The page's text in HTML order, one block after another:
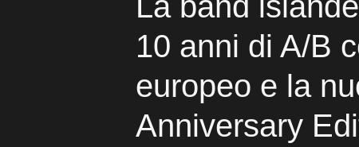
10 anni di A/B
europeo e la
Anniversary